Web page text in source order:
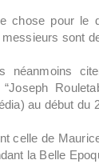
chose pour le
sont
néanmoins
au début du
celle de
la Belle